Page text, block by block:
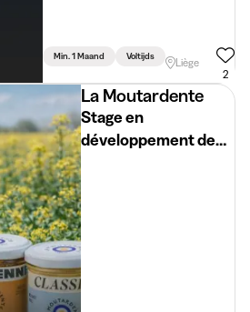
Min. 1 Maand Voltijds
Liège
2
La Moutardente
Stage en
développement de
recettes culinaires